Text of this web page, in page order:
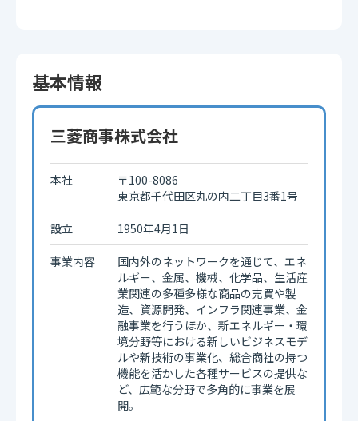
基本情報
三菱商事株式会社
本社
〒100-8086
東京都千代田区丸の内二丁目3番1号
設立 1950年4月1日
事業内容
国内外のネットワークを通じて、エネ
ルギー、金属、機械、化学品、生活産
業関連の多種多様な商品の売買や製
造、資源開発、インフラ関連事業、金
融事業を行うほか、新エネルギー・環
境分野等における新しいビジネスモデ
ルや新技術の事業化、総合商社の持つ
機能を活かした各種サービスの提供な
ど、広範な分野で多角的に事業を展
開。